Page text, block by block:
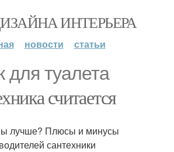
ИНТЕРЬЕРА
новости статьи
для туалета
считается
лучше? Плюсы и минусы
сантехники